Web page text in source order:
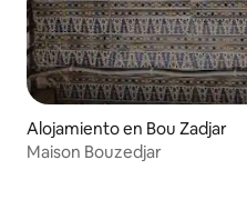
Alojamiento en Bou Zadjar
Maison Bouzedjar